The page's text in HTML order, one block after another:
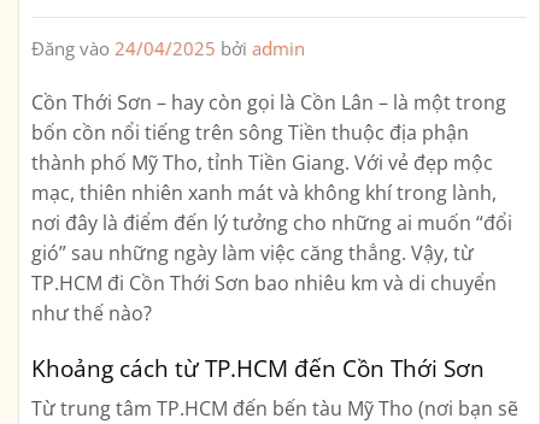
Đăng vào 24/04/2025 bởi admin
Cồn Thới Sơn – hay còn gọi là Cồn Lân – là một trong
bốn cồn nổi tiếng trên sông Tiền thuộc địa phận
thành phố Mỹ Tho, tỉnh Tiền Giang. Với vẻ đẹp mộc
mạc, thiên nhiên xanh mát và không khí trong lành,
nơi đây là điểm đến lý tưởng cho những ai muốn “đổi
gió” sau những ngày làm việc căng thẳng. Vậy, từ
TP.HCM đi Cồn Thới Sơn bao nhiêu km và di chuyển
như thế nào?
Khoảng cách từ TP.HCM đến Cồn Thới Sơn
Từ trung tâm TP.HCM đến bến tàu Mỹ Tho (nơi bạn sẽ